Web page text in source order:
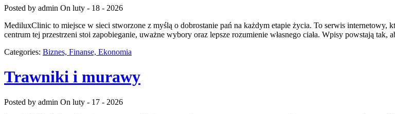
Posted by admin On luty - 18 - 2026
MediluxClinic to miejsce w sieci stworzone z myślą o dobrostanie pań na każdym etapie życia. To serwis
centrum tej przestrzeni stoi zapobieganie, uważne wybory oraz lepsze rozumienie własnego ciała. Wpisy powstają tak,
Categories: Biznes, Finanse, Ekonomia
Trawniki i murawy
Posted by admin On luty - 17 - 2026